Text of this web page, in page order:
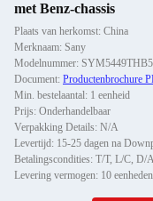
met Benz-chassis
Plaats van herkomst: China
Merknaam: Sany
Modelnummer:
Document: Productenbrochure
Min. bestelaantal: 1 eenheid
Prijs: Onderhandelbaar
Verpakking Details: N/A
Levertijd: 15-25 dagen na
Betalingscondities: T/T, L/C, D/
Levering vermogen: 10